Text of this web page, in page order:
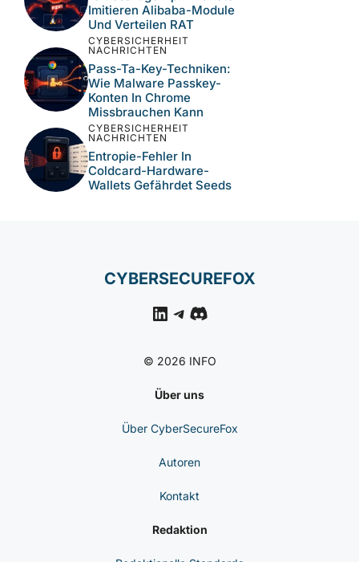
Aktive Ausnutzung Von
CVE-2026-18577 In N-
Able N-Central Über Take
Control
CYBERSICHERHEIT
NACHRICHTEN
18 Bösartige Npm-Pakete
Imitieren Alibaba-Module
Und Verteilen RAT
CYBERSICHERHEIT
NACHRICHTEN
Pass-Ta-Key-Techniken:
Wie Malware Passkey-
Coldcard-Hardware-
Wallets Gefährdet Seeds
© 2026 INFO
Über uns
Über CyberSecureFox